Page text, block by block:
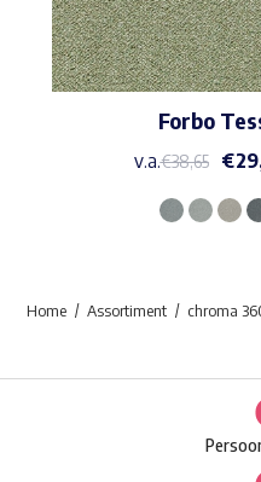
Forbo
v.a.€38,65 €
Home Assortiment chroma